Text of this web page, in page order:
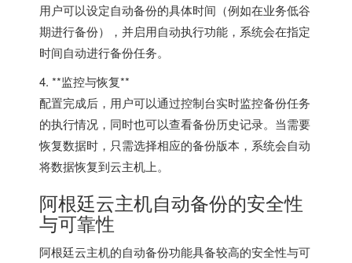
用户可以设定自动备份的具体时间（例如在业务低谷
期进行备份），并启用自动执行功能，系统会在指定
时间自动进行备份任务。
4. **监控与恢复**
配置完成后，用户可以通过控制台实时监控备份任务
的执行情况，同时也可以查看备份历史记录。当需要
恢复数据时，只需选择相应的备份版本，系统会自动
将数据恢复到云主机上。
阿根廷云主机自动备份的安全性
与可靠性
阿根廷云主机的自动备份功能具备较高的安全性与可